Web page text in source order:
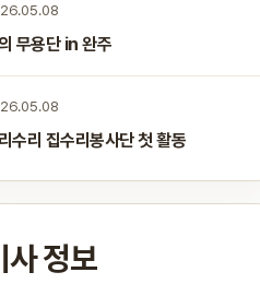
무용단 in 완주
수리 집수리봉사단 첫 활동
사 정보